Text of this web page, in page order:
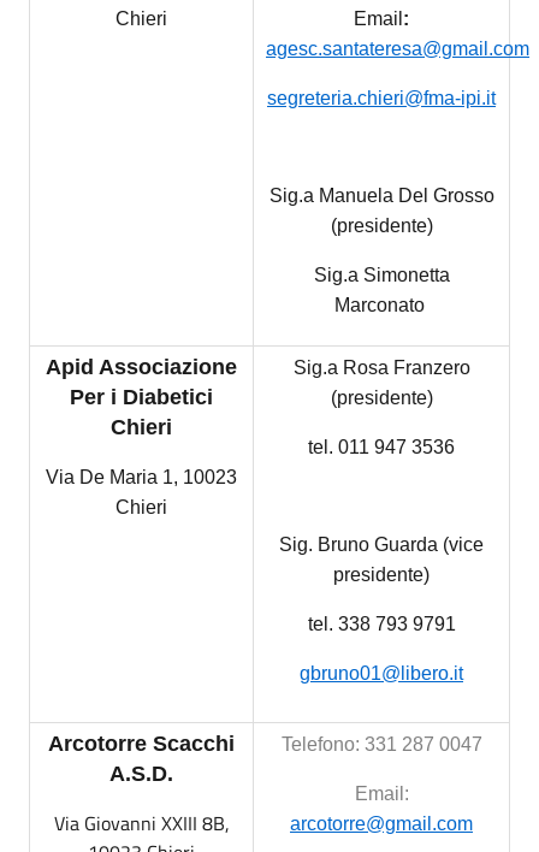
Chieri
Email :
agesc.santateresa@gmail.com
segreteria.chieri@fma-ipi.it
Sig.a Manuela Del Grosso
(presidente)
Sig.a Simonetta
Marconato
Apid Associazione
Per i Diabetici
Chieri
Via De Maria 1, 10023
Chieri
Sig.a Rosa Franzero
(presidente)
tel. 011 947 3536
Sig. Bruno Guarda (vice
presidente)
tel. 338 793 9791
gbruno01@libero.it
Arcotorre Scacchi
A.S.D.
Via Giovanni XXIII 8B,
Telefono: 331 287 0047
Email:
arcotorre@gmail.com